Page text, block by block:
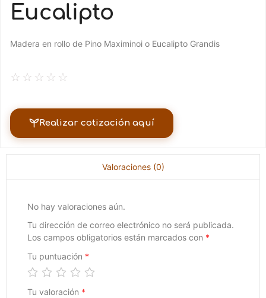
Eucalipto
Madera en rollo de Pino Maximinoi o Eucalipto Grandis
☆ ☆ ☆ ☆ ☆
Realizar cotización aquí
Valoraciones (0)
No hay valoraciones aún.
Tu dirección de correo electrónico no será publicada.
Los campos obligatorios están marcados con *
Tu puntuación *
Tu valoración *